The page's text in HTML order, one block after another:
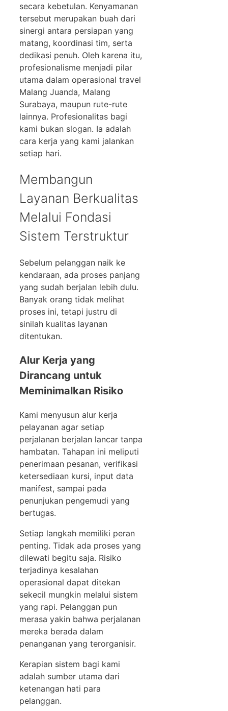
secara kebetulan. Kenyamanan
tersebut merupakan buah dari
sinergi antara persiapan yang
matang, koordinasi tim, serta
dedikasi penuh. Oleh karena itu,
profesionalisme menjadi pilar
utama dalam operasional travel
Malang Juanda, Malang
Surabaya, maupun rute-rute
lainnya. Profesionalitas bagi
kami bukan slogan. Ia adalah
cara kerja yang kami jalankan
setiap hari.
Membangun
Layanan Berkualitas
Melalui Fondasi
Sistem Terstruktur
Sebelum pelanggan naik ke
kendaraan, ada proses panjang
yang sudah berjalan lebih dulu.
Banyak orang tidak melihat
proses ini, tetapi justru di
sinilah kualitas layanan
ditentukan.
Alur Kerja yang
Dirancang untuk
Meminimalkan Risiko
Kami menyusun alur kerja
pelayanan agar setiap
perjalanan berjalan lancar tanpa
hambatan. Tahapan ini meliputi
penerimaan pesanan, verifikasi
ketersediaan kursi, input data
manifest, sampai pada
penunjukan pengemudi yang
bertugas.
Setiap langkah memiliki peran
penting. Tidak ada proses yang
dilewati begitu saja. Risiko
terjadinya kesalahan
operasional dapat ditekan
sekecil mungkin melalui sistem
yang rapi. Pelanggan pun
merasa yakin bahwa perjalanan
mereka berada dalam
penanganan yang terorganisir.
Kerapian sistem bagi kami
adalah sumber utama dari
ketenangan hati para
pelanggan.